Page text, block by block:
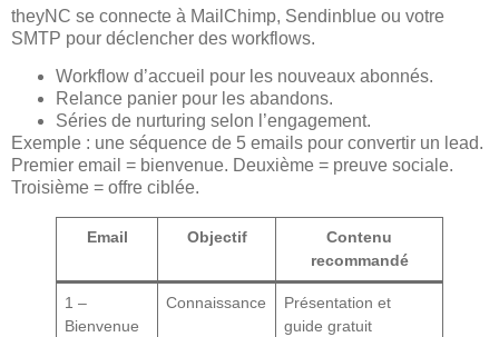
theyNC se connecte à MailChimp, Sendinblue ou votre
SMTP pour déclencher des workflows.
Workflow d’accueil pour les nouveaux abonnés.
Relance panier pour les abandons.
Séries de nurturing selon l’engagement.
Exemple : une séquence de 5 emails pour convertir un lead.
Premier email = bienvenue. Deuxième = preuve sociale.
Troisième = offre ciblée.
Email Objectif
Contenu
recommandé
1 –
Bienvenue
Connaissance
Présentation et
guide gratuit